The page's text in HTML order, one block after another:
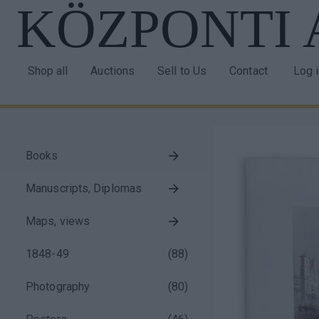
Skip
main
navigation
Shop all Auctions Sell to Us Contact Log
block
Books
Manuscripts, Diplomas
Maps, views
1848-49 (88)
Photography (80)